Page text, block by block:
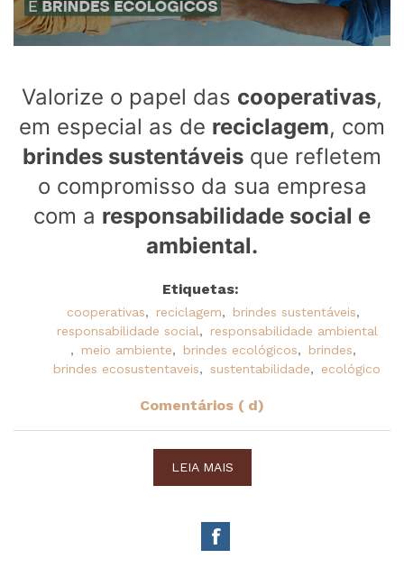
Valorize o papel das cooperativas,
em especial as de reciclagem, com
brindes sustentáveis que refletem
o compromisso da sua empresa
com a responsabilidade social e
ambiental.
Etiquetas:
cooperativas, reciclagem, brindes sustentáveis,
responsabilidade social,
responsabilidade ambiental
,
meio ambiente, brindes ecológicos, brindes,
brindes ecosustentaveis, sustentabilidade, ecológico
Comentários ( d)
LEIA MAIS